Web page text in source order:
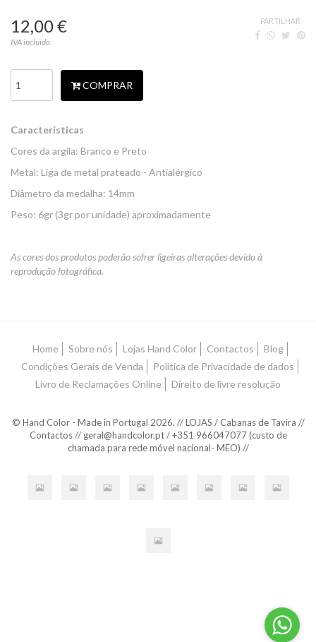
12,00 €
IVA incluído.
PARTILHAR
COMPRAR
Características
Cores da argila: Branco e Preto
Metal: Liga de metal prateado - Antialérgico
Diâmetro da medalha: 14mm
Peso: 6gr (3gr por unidade) aproximadamente
As cores dos produtos poderão sofrer ligeiras alterações devido à
reprodução fotográfica.
Home Sobre nós Lojas Hand Color Contactos
Blog
Condições Gerais de Venda
Política de Privacidade de dados
Livro de Reclamações Online
Direito de livre resolução
© Hand Color - Made in Portugal 2026. // LOJAS / Cabanas de Tavira //
Contactos // geral@handcolor.pt / +351 966047077 (custo de
chamada para rede móvel nacional- MEO) //